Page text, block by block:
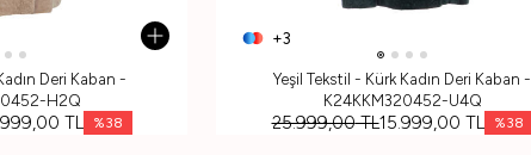
Deri Kaban -
H2Q
TL %38
+3
Yeşil Tekstil - Kürk Kadın Deri Kaban -
K24KKM320452-U4Q
25.999,00TL15.999,00 TL %38